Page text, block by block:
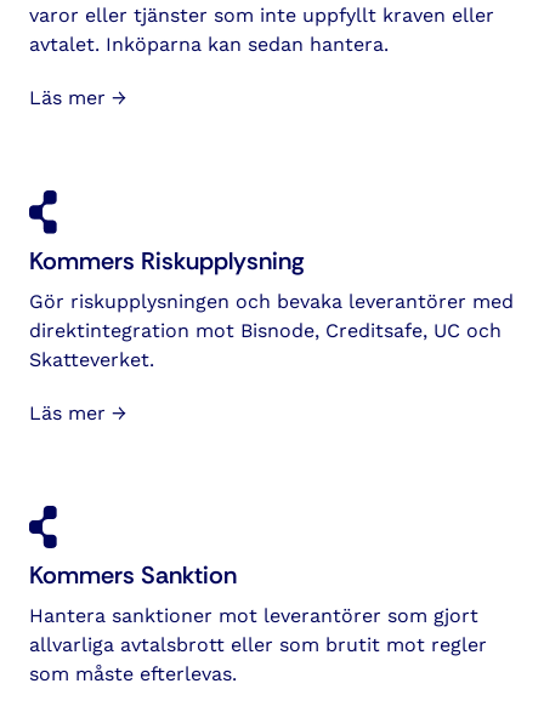
varor eller tjänster som inte uppfyllt kraven eller
avtalet. Inköparna kan sedan hantera.
Läs mer →
Kommers Riskupplysning
Gör riskupplysningen och bevaka leverantörer med
direktintegration mot Bisnode, Creditsafe, UC och
Skatteverket.
Läs mer →
Kommers Sanktion
Hantera sanktioner mot leverantörer som gjort
allvarliga avtalsbrott eller som brutit mot regler
som måste efterlevas.